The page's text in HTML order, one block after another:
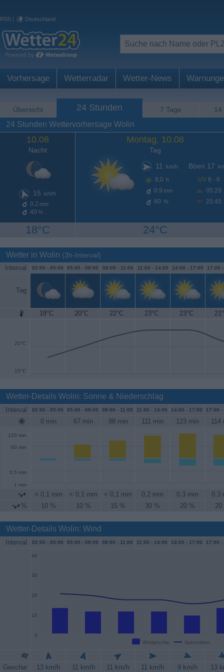
RSS | Deutschland
Vorhersage Wetterradar Wetter-News
Übersicht 24 Stunden 7 Tage 14
24 Stunden Wettervorhersage Wolin
10.08
Nacht
15 km/h
0.2 mm
40 %
18°C
Montag, 10.08
Tag
11
km/h
8,0 h
0.9 mm
80 %
Böen 17
UV 6 - 6
05:29
20:45
24°C
Wetter in Wolin (3h-Interval)
Interval 02:00 - 05:00 05:00 - 08:00 08:00 - 11:00 11:00 - 14:00 14:00 - 17:00 17:00
Tag
18°C 20°C 22°C 23°C 23°C
15°C
20°C
25°C
Wetter-Details Wolin: Sonne & Niederschlag
Interval 02:00 - 05:00 05:00 - 08:00 08:00 - 11:00 11:00 - 14:00 14:00 - 17:00 17:00 -
0 min 67 min 88 min 111 min 123 min 114
60 min
120 min
0.5 mm
1 mm
< 0,1 mm < 0,1 mm < 0,1 mm 0,2 mm 0,3 mm
0,3
%
10 % 10 % 15 % 30 % 20 % 20
Wetter-Details Wolin: Wind
Interval 02:00 - 05:00 05:00 - 08:00 08:00 - 11:00 11:00 - 14:00 14:00 - 17:00 17:00 -
Windgeschw. Spitzenböen
0
10
20
30
40
Geschw. 13 km/h 11 km/h 11 km/h 11 km/h 9 km/h
13